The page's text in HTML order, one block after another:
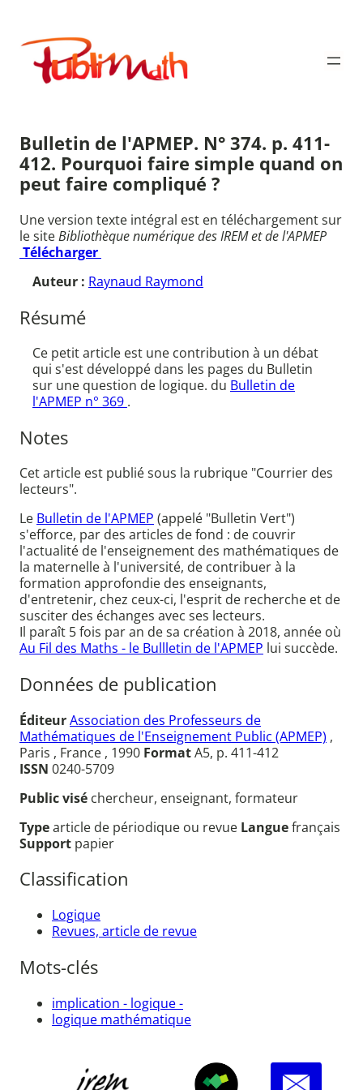
contenu
Publimath
Bulletin de l'APMEP. N° 374. p. 411-
412. Pourquoi faire simple quand on
peut faire compliqué ?
Une version texte intégral est en téléchargement sur
le siteBibliothèque numérique des IREM et de l'APMEP
Télécharger
Auteur : Raynaud Raymond
Résumé
Ce petit article est une contribution à un débat
qui s'est développé dans les pages du Bulletin
sur une question de logique. du Bulletin de
l'APMEP n° 369 .
Notes
Cet article est publié sous la rubrique "Courrier des
lecteurs".
Le Bulletin de l'APMEP (appelé "Bulletin Vert")
s'efforce, par des articles de fond : de couvrir
l'actualité de l'enseignement des mathématiques de
la maternelle à l'université, de contribuer à la
formation approfondie des enseignants,
d'entretenir, chez ceux-ci, l'esprit de recherche et de
susciter des échanges avec ses lecteurs.
Il paraît 5 fois par an de sa création à 2018, année où
Au Fil des Maths - le Bullletin de l'APMEP lui succède.
Données de publication
ÉditeurAssociation des Professeurs de
Mathématiques de l'Enseignement Public (APMEP) ,
Paris , France , 1990 FormatA5, p. 411-412
ISSN 0240-5709
Public visé chercheur, enseignant, formateur
Typearticle de périodique ou revue Languefrançais
Support papier
Classification
Logique
Revues, article de revue
Mots-clés
implication - logique -
logique mathématique